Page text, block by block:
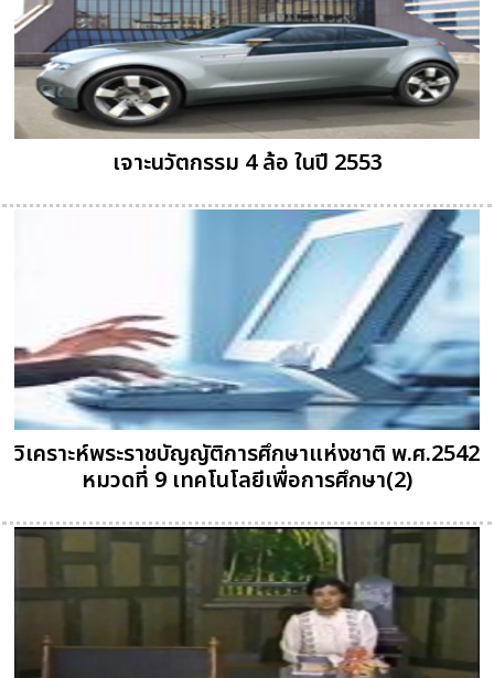
เจาะนวัตกรรม 4 ล้อ ในปี 2553
วิเคราะห์พระราชบัญญัติการศึกษาแห่งชาติ พ.ศ.2542
หมวดที่ 9 เทคโนโลยีเพื่อการศึกษา(2)